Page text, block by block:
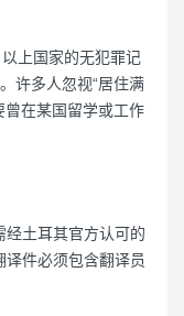
上国家的无犯罪记
许多人忽视“居住满
在某国留学或工作
经土耳其官方认可的
件必须包含翻译员